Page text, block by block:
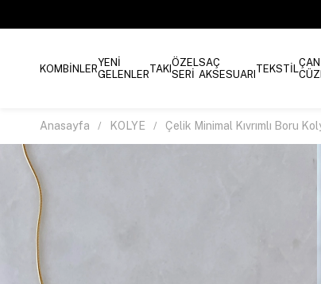
KOMBİNLERYENİ
GELENLERTAKIÖZEL
SERİ
SAÇ
AKSESUARI TEKSTİL
Anasayfa KOLYE Çelik Minimal Kıvrımlı Boru